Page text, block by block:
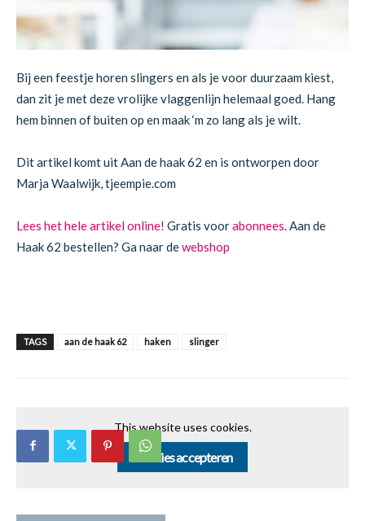
Bij een feestje horen slingers en als je voor duurzaam kiest,
dan zit je met deze vrolijke vlaggenlijn helemaal goed. Hang
hem binnen of buiten op en maak ‘m zo lang als je wilt.
Dit artikel komt uit Aan de haak 62 en is ontworpen door
Marja Waalwijk, tjeempie.com
Lees het hele artikel online! Gratis voorabonnees . Aan de
Haak 62 bestellen? Ga naar dewebshop
TAGS aan de haak 62 haken slinger
This website uses cookies.
Cookies accepteren